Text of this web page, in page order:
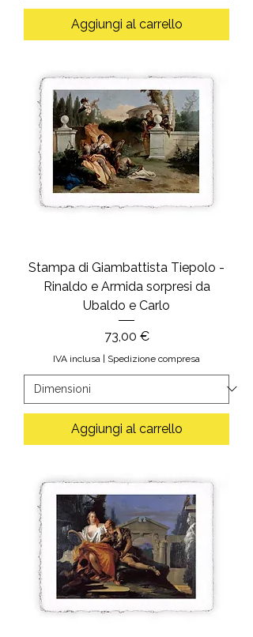
Aggiungi al carrello
Stampa di Giambattista Tiepolo -
Rinaldo e Armida sorpresi da
Ubaldo e Carlo
Prezzo
73,00 €
IVA inclusa | Spedizione compresa
Aggiungi al carrello